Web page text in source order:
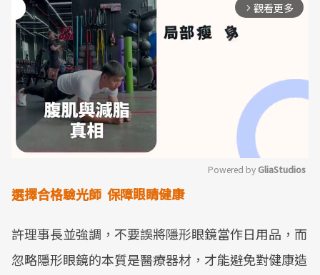
arrow_forward_ios 觀看更多
Powered by GliaStudios
選擇合格驗光師 保障眼睛健康
許理事長並強調，不要誤將隱形眼鏡當作日用品，而
忽略隱形眼鏡的本質是醫療器材，才能避免對健康造